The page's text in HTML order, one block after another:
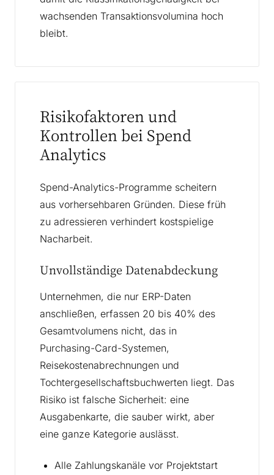
wachsenden Transaktionsvolumina hoch
bleibt.
Risikofaktoren und
Kontrollen bei Spend
Analytics
Spend-Analytics-Programme scheitern
aus vorhersehbaren Gründen. Diese früh
zu adressieren verhindert kostspielige
Nacharbeit.
Unvollständige Datenabdeckung
Unternehmen, die nur ERP-Daten
anschließen, erfassen 20 bis 40% des
Gesamtvolumens nicht, das in
Purchasing-Card-Systemen,
Reisekostenabrechnungen und
Tochtergesellschaftsbuchwerten liegt. Das
Risiko ist falsche Sicherheit: eine
Ausgabenkarte, die sauber wirkt, aber
eine ganze Kategorie auslässt.
Alle Zahlungskanäle vor Projektstart